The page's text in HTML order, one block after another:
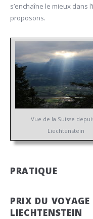
s’enchaîne le mieux dans
proposons.
Vue de la Suisse
Liechtenstein
PRATIQUE
PRIX DU
LIECHTENSTEIN